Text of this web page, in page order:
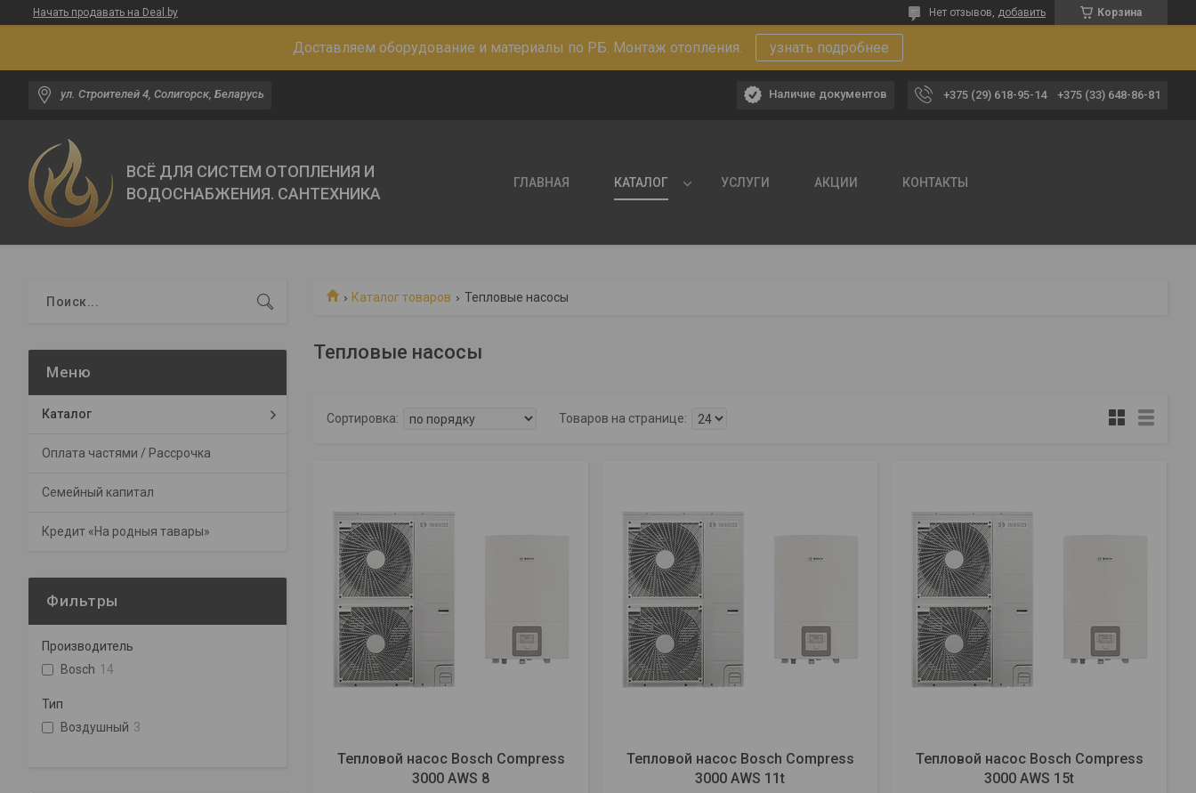
Начать продавать на Deal.by Корзина
Нет отзывов, добавить
Доставляем оборудование и материалы по РБ. Монтаж отопления. узнать подробнее
ул. Строителей 4, Солигорск, Беларусь Наличие документов +375 (29) 618-95-14 +375 (33) 648-86-81
ВСЁ ДЛЯ СИСТЕМ ОТОПЛЕНИЯ И
ВОДОСНАБЖЕНИЯ. САНТЕХНИКА
ГЛАВНАЯ КАТАЛОГ УСЛУГИ АКЦИИ КОНТАКТЫ
Каталог товаров Тепловые насосы
Тепловые насосы
Тепловой насос Bosch Compress
3000 AWS 8
Тепловой насос Bosch Compress
3000 AWS 11t
Тепловой насос Bosch Compress
3000 AWS 15t
Каталог
Оплата частями / Рассрочка
Семейный капитал
Кредит «На родныя тавары»
Фильтры
Производитель
Bosch 14
Тип
Воздушный 3